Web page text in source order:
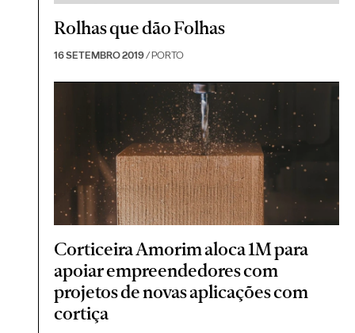
Rolhas que dão Folhas
16 SETEMBRO 2019/ PORTO
Corticeira Amorim aloca 1M para
apoiar empreendedores com
projetos de novas aplicações com
cortiça